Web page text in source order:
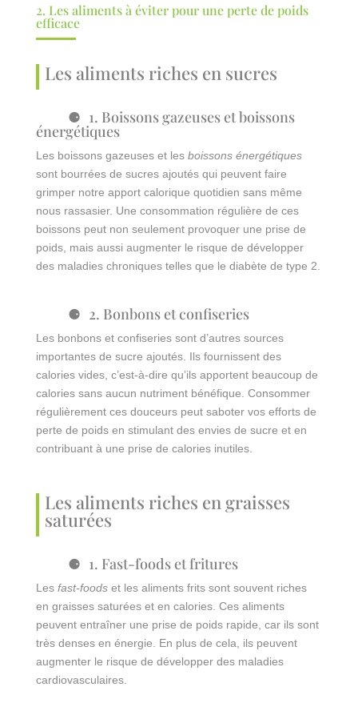
2. Les aliments à éviter pour une perte de poids
efficace
Les aliments riches en sucres
1. Boissons gazeuses et boissons
énergétiques
Les boissons gazeuses et les boissons énergétiques
sont bourrées de sucres ajoutés qui peuvent faire
grimper notre apport calorique quotidien sans même
nous rassasier. Une consommation régulière de ces
boissons peut non seulement provoquer une prise de
poids, mais aussi augmenter le risque de développer
des maladies chroniques telles que le diabète de type 2.
2. Bonbons et confiseries
Les bonbons et confiseries sont d’autres sources
importantes de sucre ajoutés. Ils fournissent des
calories vides, c’est-à-dire qu’ils apportent beaucoup de
calories sans aucun nutriment bénéfique. Consommer
régulièrement ces douceurs peut saboter vos efforts de
perte de poids en stimulant des envies de sucre et en
contribuant à une prise de calories inutiles.
Les aliments riches en graisses
saturées
1. Fast-foods et fritures
Les fast-foodset les aliments frits sont souvent riches
en graisses saturées et en calories. Ces aliments
peuvent entraîner une prise de poids rapide, car ils sont
très denses en énergie. En plus de cela, ils peuvent
augmenter le risque de développer des maladies
cardiovasculaires.